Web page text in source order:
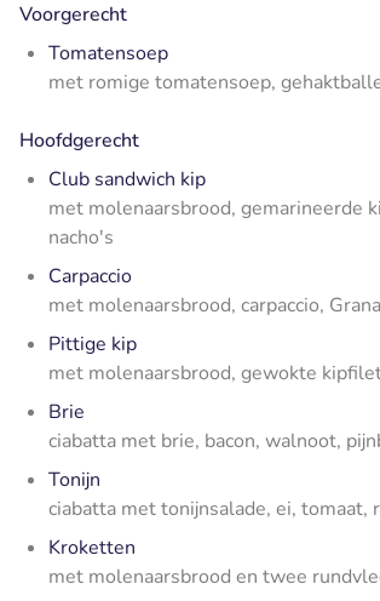
Voorgerecht
Tomatensoep
met romige tomatensoep,
Hoofdgerecht
Club sandwich kip
met molenaarsbrood, gemarineerde
nacho's
Carpaccio
met molenaarsbrood, carpaccio,
Pittige kip
met molenaarsbrood, gewokte
Brie
ciabatta met brie, bacon, walnoot,
Tonijn
ciabatta met tonijnsalade, ei, tomaat,
Kroketten
met molenaarsbrood en twee